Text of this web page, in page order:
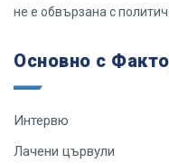
не е обвързана с
Основно с
Интервю
Лачени цървули